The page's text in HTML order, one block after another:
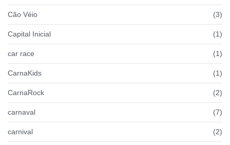
Cão Véio (3)
Capital Inicial (1)
car race (1)
CarnaKids (1)
CarnaRock (2)
carnaval (7)
carnival (2)